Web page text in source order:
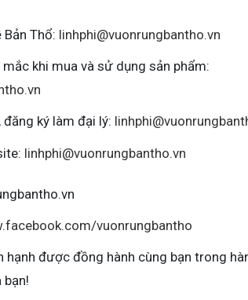
Thổ: linhphi@vuonrungbantho.vn
khi mua và sử dụng sản phẩm:
ký làm đại lý:
linhphi@vuonrungbantho.vn
vuonrungbantho
hạnh được đồng hành cùng bạn trong